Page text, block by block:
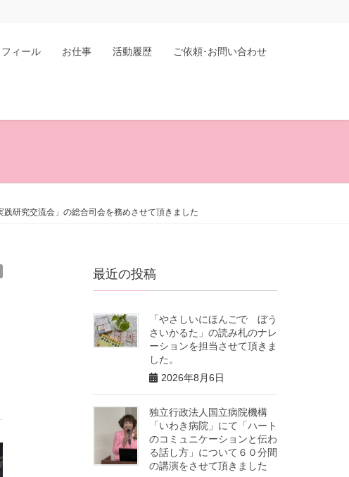
ィール お仕事 活動履歴 ご依頼･お問い合わせ
研究交流会」の総合司会を務めさせて頂きました
最近の投稿
「やさしいにほんごで ぼう
さいかるた」の読み札のナレ
ーションを担当させて頂きま
した。
2026年8月6日
独立行政法人国立病院機構
「いわき病院」にて「ハート
のコミュニケーションと伝わ
る話し方」について６０分間
の講演をさせて頂きました